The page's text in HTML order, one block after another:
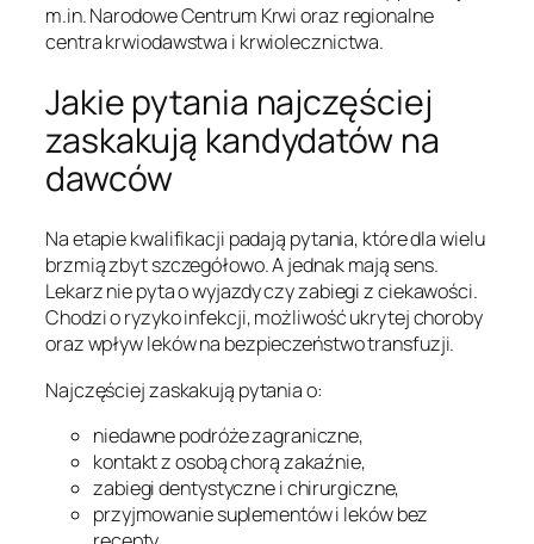
m.in. Narodowe Centrum Krwi oraz regionalne
centra krwiodawstwa i krwiolecznictwa.
Jakie pytania najczęściej
zaskakują kandydatów na
dawców
Na etapie kwalifikacji padają pytania, które dla wielu
brzmią zbyt szczegółowo. A jednak mają sens.
Lekarz nie pyta o wyjazdy czy zabiegi z ciekawości.
Chodzi o ryzyko infekcji, możliwość ukrytej choroby
oraz wpływ leków na bezpieczeństwo transfuzji.
Najczęściej zaskakują pytania o:
niedawne podróże zagraniczne,
kontakt z osobą chorą zakaźnie,
zabiegi dentystyczne i chirurgiczne,
przyjmowanie suplementów i leków bez